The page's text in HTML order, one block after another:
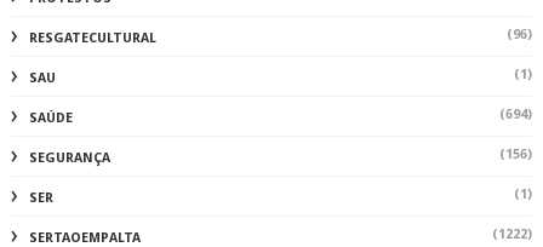
RESGATECULTURAL (96)
SAU (1)
SAÚDE (694)
SEGURANÇA (156)
SER (1)
SERTAOEMPALTA (1222)